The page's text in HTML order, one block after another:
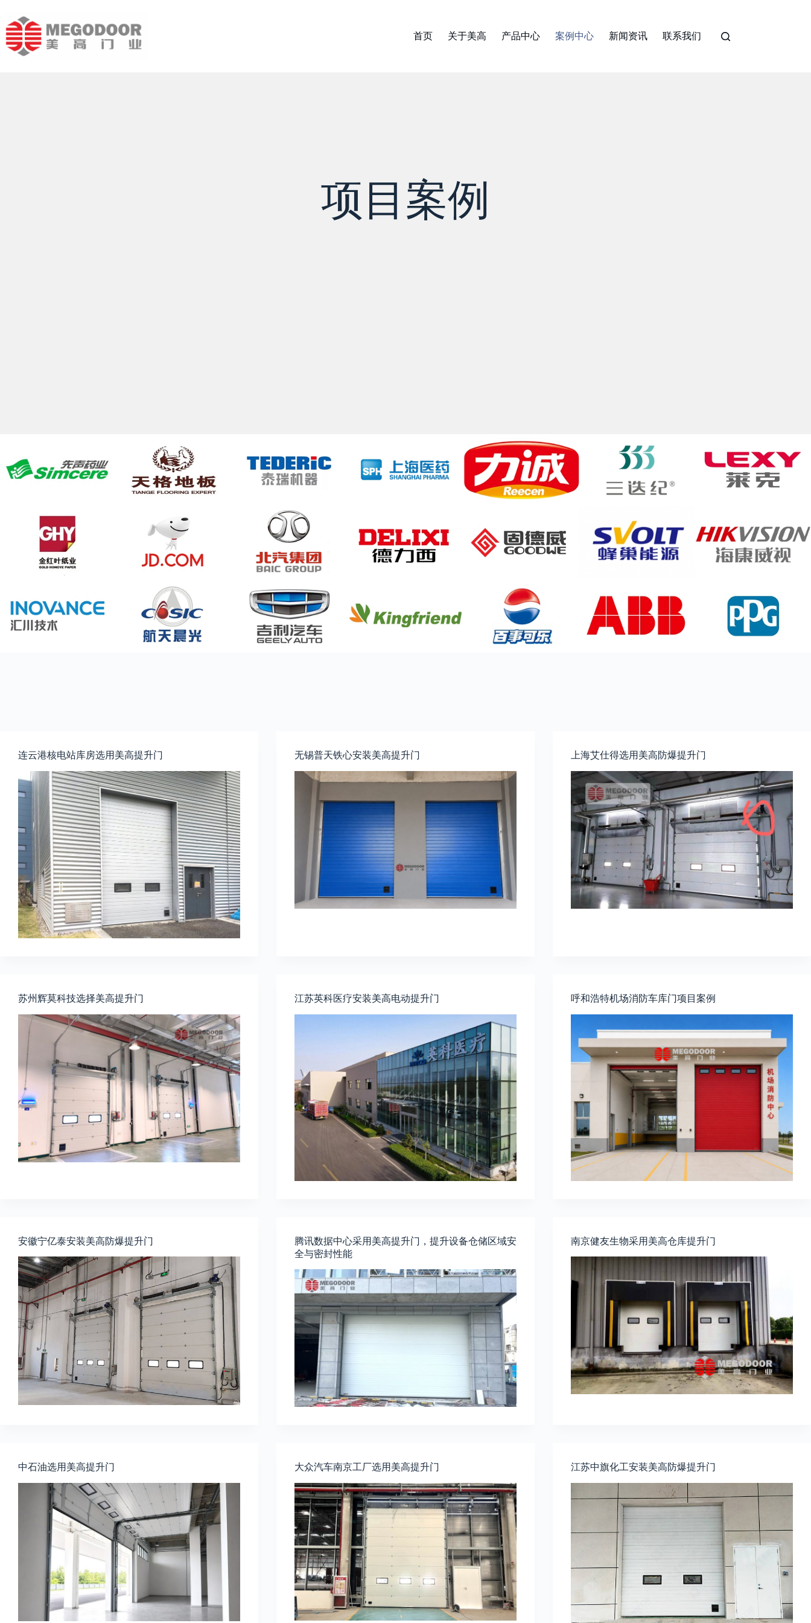
内
容
首页 关于美高 产品中心 案例中心 新闻资讯 联系我们
项目案例
连云港核电站库房选用美高提升门 无锡普天铁心安装美高提升门 上海艾仕得选用美高防爆提升门
苏州辉莫科技选择美高提升门 江苏英科医疗安装美高电动提升门 呼和浩特机场消防车库门项目案例
安徽宁亿泰安装美高防爆提升门
腾讯数据中心采用美高提升门，提升设备仓储区域安
全与密封性能
南京健友生物采用美高仓库提升门
中石油选用美高提升门 大众汽车南京工厂选用美高提升门 江苏中旗化工安装美高防爆提升门